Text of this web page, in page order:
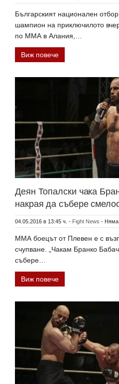
Българският национален
шампион на приключилото
по ММА в Алания,…
Виж повече
Деян Топалски чака
накрая да събере
04.05.2016 в 13:45 ч. - Fight News - Няма
ММА боецът от Плевен е с
счупване. „Чакам Бранко
събере…
Виж повече